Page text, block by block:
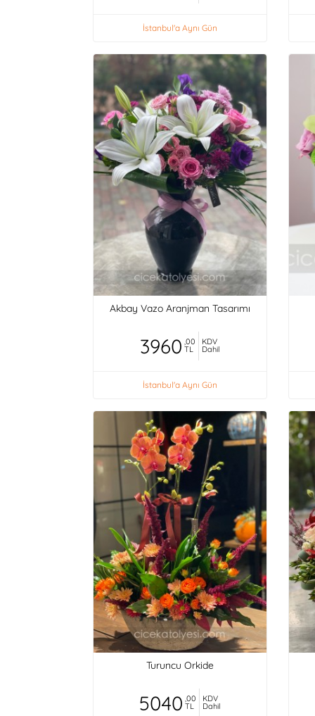
İstanbul'a Aynı Gün
Akbay Vazo Aranjman Tasarımı
3960 ,00
TL
KDV
Dahil
İstanbul'a Aynı Gün
Turuncu Orkide
5040 ,00
TL
KDV
Dahil